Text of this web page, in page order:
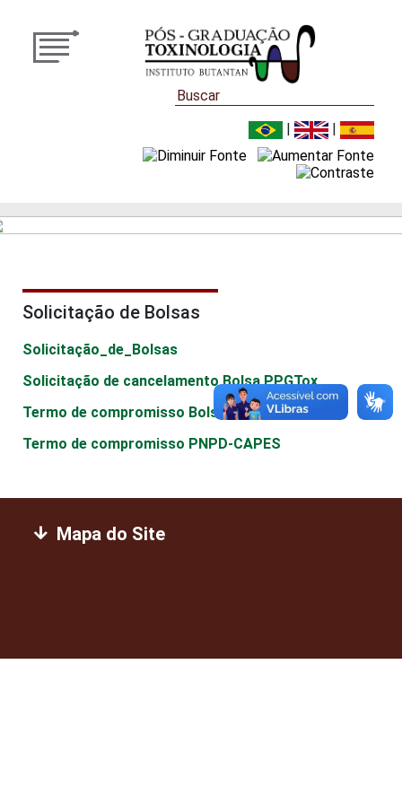
| |
Solicitação de Bolsas
Solicitação_de_Bolsas
Solicitação de cancelamento Bolsa PPGTox
Termo de compromisso Bolsa DS-CAPES
Termo de compromisso PNPD-CAPES
Mapa do Site